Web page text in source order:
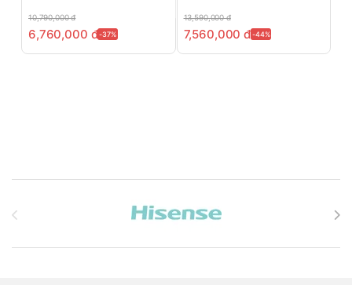
10,790,000đ
6,760,000 đ-37%
13,590,000đ
7,560,000đ-44%